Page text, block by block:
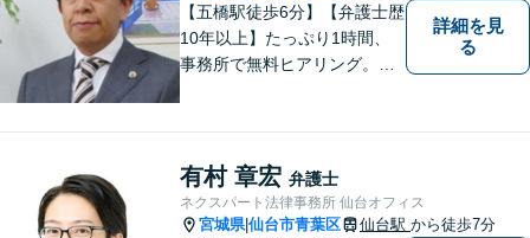
【五橋駅徒歩6分】【弁護士歴
10年以上】たっぷり1時間、
事務所で無料ヒアリング。気
の糸口を一緒に探すことを大
切にしています。
詳細を見
る
有村 章宏 弁護士
ネクスパート法律事務所 仙台オフィス
宮城県|仙台市青葉区 仙台駅 から徒歩7分